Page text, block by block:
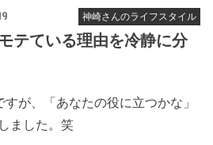
神崎さんのライフスタイル
テている理由を冷静に分
すが、「あなたの役に立つかな」
ました。笑